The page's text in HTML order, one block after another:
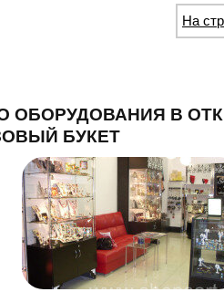
На
ОБОРУДОВАНИЯ В
БУКЕТ